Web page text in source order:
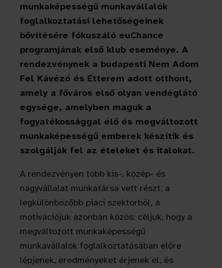
munkaképességű munkavállalók
foglalkoztatási lehetőségeinek
bővítésére fókuszáló euChance
programjának első klub eseménye. A
rendezvénynek a budapesti Nem Adom
Fel Kávézó és Étterem adott otthont,
amely a főváros első olyan vendéglátó
egysége, amelyben maguk a
fogyatékossággal élő és megváltozott
munkaképességű emberek készítik és
szolgálják fel az ételeket és italokat.
A rendezvényen több kis-, közép- és
nagyvállalat munkatársa vett részt, a
legkülönbözőbb piaci szektorból, a
motivációjuk azonban közös: céljuk, hogy a
megváltozott munkaképességű
munkavállalók foglalkoztatásában előre
lépjenek, eredményeket érjenek el, és